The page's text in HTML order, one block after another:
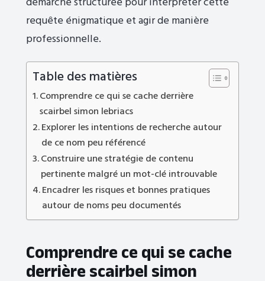
requête énigmatique et agir de manière
professionnelle.
Table des matières
Comprendre ce qui se cache derrière
scairbel simon lebriacs
Explorer les intentions de recherche autour
de ce nom peu référencé
Construire une stratégie de contenu
pertinente malgré un mot-clé introuvable
Encadrer les risques et bonnes pratiques
autour de noms peu documentés
Comprendre ce qui se cache
derrière scairbel simon